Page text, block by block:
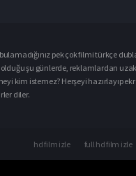
pek çok filmitürkçe
şu günlerde, reklamlardan
istemez? Herşeyi hazırlayıp
diler.
hd film izle full hd film izle